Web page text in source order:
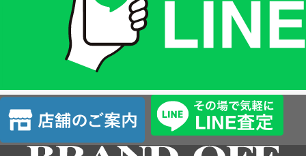
査
定
店
舗
の